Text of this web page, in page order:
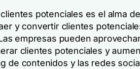
potenciales es el alma
y convertir clientes
empresas pueden
clientes potenciales y
de contenidos y las redes